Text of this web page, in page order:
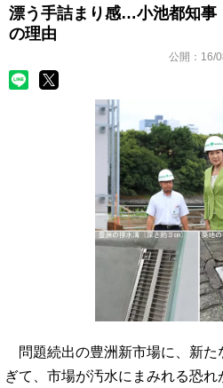
漂う手詰まり感…小池都知事
の理由
公開： 16/
問題続出の豊洲新市場に、新た
ぎて、市場が汚水にまみれる恐